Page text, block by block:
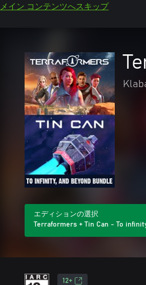
メイン コンテンツへスキップ
エディションの選択
Terraformers + Tin Can - To
12+